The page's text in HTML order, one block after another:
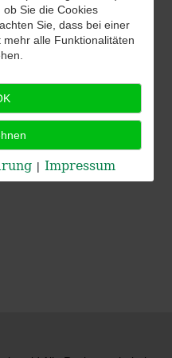
Sie die Cookies
Sie, dass bei einer
alle Funktionalitäten
| Impressum